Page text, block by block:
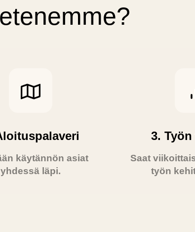
käytännön asiat
yhdessä läpi.
3.
Saat
työn